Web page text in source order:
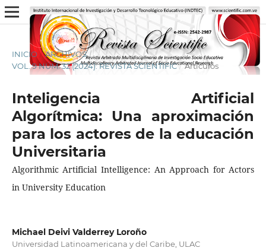
INICIO / ARCHIVOS /
VOL. 9 NÚM. 32 (2024): REVISTA SCIENTIFIC / Artículos
Inteligencia Artificial
Algorítmica: Una aproximación
para los actores de la educación
Universitaria
Algorithmic Artificial Intelligence: An Approach for Actors
in University Education
Michael Deivi Valderrey Loroño
Universidad Latinoamericana y del Caribe, ULAC